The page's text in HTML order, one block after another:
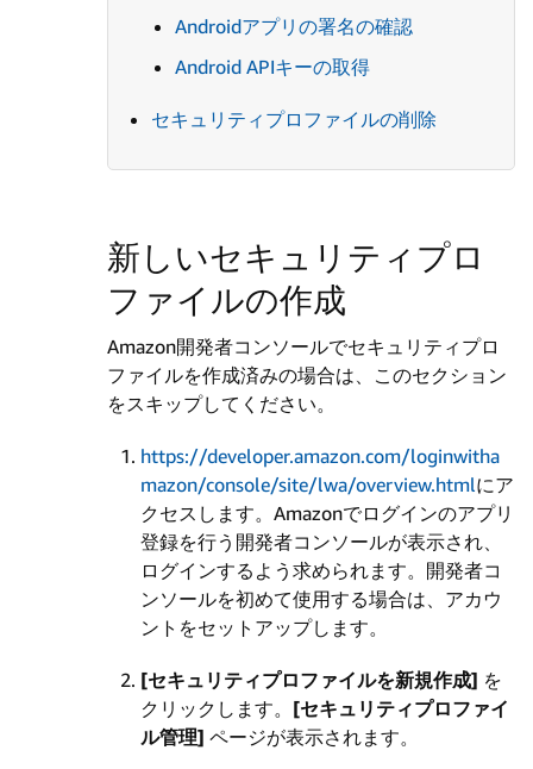
Androidアプリの署名の確認
Android APIキーの取得
セキュリティプロファイルの削除
新しいセキュリティプロ
ファイルの作成
Amazon開発者コンソールでセキュリティプロ
ファイルを作成済みの場合は、このセクション
をスキップしてください。
https://developer.amazon.com/loginwitha
mazon/console/site/lwa/overview.htmlにア
クセスします。Amazonでログインのアプリ
登録を行う開発者コンソールが表示され、
ログインするよう求められます。開発者コ
ンソールを初めて使用する場合は、アカウ
ントをセットアップします。
[セキュリティプロファイルを新規作成] を
クリックします。 [セキュリティプロファイ
ル管理] ページが表示されます。